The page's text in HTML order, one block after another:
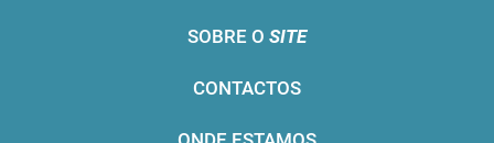
SOBRE O SITE
CONTACTOS